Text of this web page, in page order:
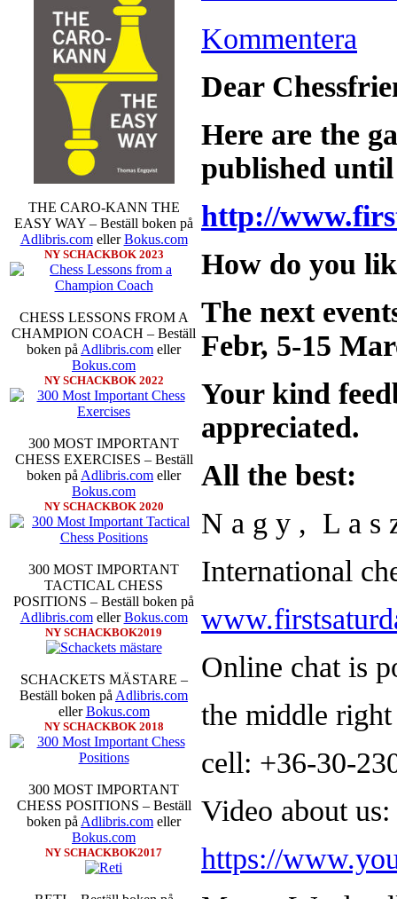
THE CARO-KANN THE
EASY WAY – Beställ boken på
Adlibris.comellerBokus.com
NY SCHACKBOK 2023
CHESS LESSONS FROM A
CHAMPION COACH – Beställ
boken på Adlibris.com eller
Bokus.com
NY SCHACKBOK 2022
300 MOST IMPORTANT
CHESS EXERCISES – Beställ
boken på Adlibris.com eller
Bokus.com
NY SCHACKBOK 2020
300 MOST IMPORTANT
TACTICAL CHESS
POSITIONS – Beställ boken på
Adlibris.comellerBokus.com
NY SCHACKBOK2019
SCHACKETS MÄSTARE –
Beställ boken på Adlibris.com
ellerBokus.com
NY SCHACKBOK 2018
300 MOST IMPORTANT
CHESS POSITIONS – Beställ
boken på Adlibris.com eller
Bokus.com
NY SCHACKBOK2017
kämpar om Sverigemästartiteln
Min Seo, GM Erik Blomqvist,
vem helst kan ta hem segern
SM-sammanhang brukar
IM Bengt Lindberg, FM Joar
Ljung. Mitt stalltips är att FM
Sverigemästarklassen.
Schacksnack har inlett det
som det har spelats sedan
förstnämnda alternativet har
alternativet har för- eller
förstå en mängd
nedan.
Den sjunde upplagan av
som för övrigt är den starkaste i
Giri, Ian Nepomniachtchi-
Karjakin-Shakhrijar
inte ha tagit de snabbare
göra denna gång om han inte
skriverier i norsk massmedia
schack. Enligt Carlsen är det
saknar dock tyvärr
tävlingsledare
Kommentera
Dear
Here are the
published
http://
How do you
The next
Febr, 5-15
Your kind
appreciated.
All the best:
N a g y , L a s
International
Online chat is
the middle
cell: +36-30-
Video about us:
https://